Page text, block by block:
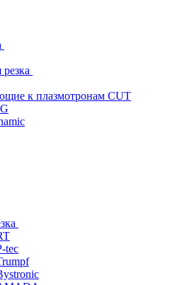
к плазмотронам CUT
tec